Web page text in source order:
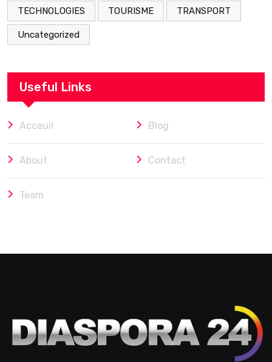
TECHNOLOGIES TOURISME TRANSPORT
Uncategorized
Useful Links
Acceuil Blog
About Contact
Team